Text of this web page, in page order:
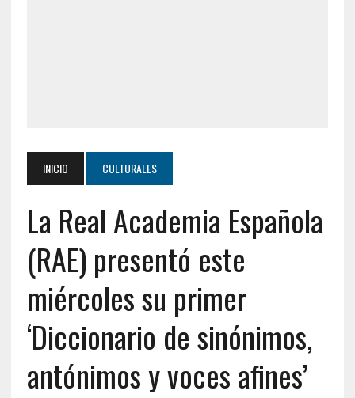
INICIO CULTURALES
La Real Academia Española
(RAE) presentó este
miércoles su primer
‘Diccionario de sinónimos,
antónimos y voces afines’